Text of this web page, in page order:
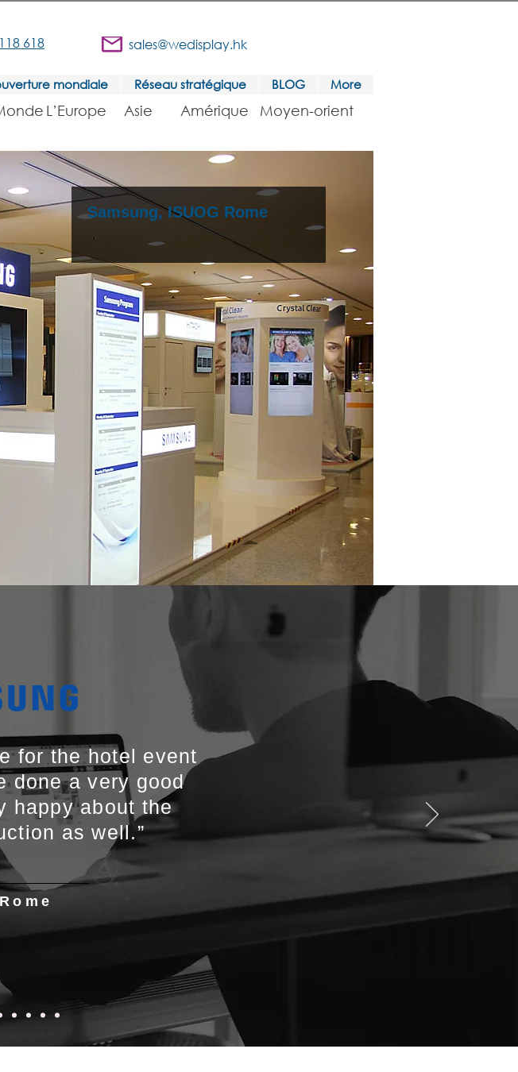
618 sales@wedisplay.hk
mondiale Réseau stratégique BLOG More
L’Europe Asie Amérique Moyen-orient
Samsung, ISUOG Rome
for the hotel event
done a very good
happy about the
as well.”